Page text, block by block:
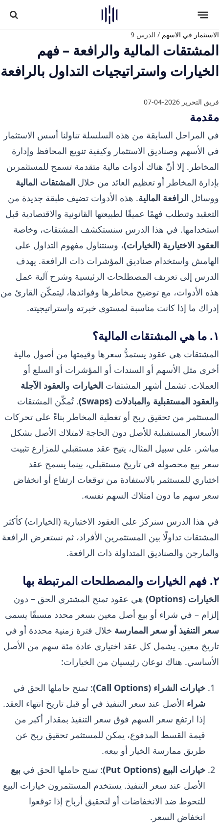
الاستثمار في الاسهم / الدرس 9
المشتقات المالية والرافعة – فهم
الخيارات واستراتيجيات التداول بالرافعة
فريق التحرير 2026-04-07
مقدمة
في المراحل السابقة من هذه السلسلة تناولنا أسس الاستثمار
في الأسهم وصناديق الاستثمار وكيفية تنويع المحافظ وإدارة
المخاطر. إلا أنّ هناك أدوات مالية متقدمة تسمح للمستثمرين
بإدارة المخاطر أو تعظيم العائد من خلال المشتقات المالية
ووسائل الرافعة المالية. هذه الأدوات تضيف طبقة جديدة من
التعقيد وتتطلب فهمًا عميقًا لطبيعتها القانونية والاقتصادية قبل
استخدامها. في هذا الدرس سنستكشف المشتقات، وخاصة
العقود الاختيارية (الخيارات)، وسنتناول مفهوم التداول على
الهامش واستخدام صناديق المؤشرات ذات الرافعة. يهدف
الدرس إلى تعريف المصطلحات الرئيسية وشرح آلية عمل
هذه الأدوات، مع توضيح مخاطرها وفوائدها، ليتمكّن القارئ من
إدراك ما إذا كانت مناسبة لمستوى خبرته واستراتيجيته.
١. ما هي المشتقات المالية؟
المشتقات هي عقود يستمدُّ سعرها وقيمتها من أصول مالية
أخرى مثل الأسهم أو السندات أو المؤشرات أو السلع أو
العملات. تشمل أشهر المشتقات الخيارات والعقود الآجلة
والعقود المستقبلية والمبادلات (Swaps)
. تُمكّن المشتقات
المستثمر من تحقيق ربح أو تغطية المخاطر بناءً على تحركات
الأسعار المستقبلية للأصل دون الحاجة لامتلاك الأصل بشكل
مباشر. على سبيل المثال، يتيح عقد مستقبلي للمزارع تثبيت
سعر بيع محصوله في تاريخ مستقبلي، بينما يسمح عقد
اختياري للمستثمر بالاستفادة من توقعات ارتفاع أو انخفاض
سعر سهم ما دون امتلاك السهم نفسه.
في هذا الدرس سنركز على العقود الاختيارية (الخيارات) كأكثر
المشتقات تداولًا بين المستثمرين الأفراد، ثم نستعرض الرافعة
والمارجن والصناديق المتداولة ذات الرافعة.
٢. فهم الخيارات والمصطلحات المرتبطة بها
الخيارات (Options)
هي عقود تمنح المشتري الحق – دون
إلزام – في شراء أو بيع أصل معين بسعر محدد مسبقًا يسمى
سعر التنفيذ أو سعر الممارسة خلال فترة زمنية محددة أو في
تاريخ معين. يشمل كل عقد اختياري عادة مئة سهم من الأصل
الأساسي. هناك نوعان رئيسيان من الخيارات:
خيارات الشراء (Call Options)
: تمنح حاملها الحق في
شراء الأصل عند سعر التنفيذ في أو قبل تاريخ انتهاء العقد.
إذا ارتفع سعر السهم فوق سعر التنفيذ بمقدار أكبر من
قيمة القسط المدفوع، يمكن للمستثمر تحقيق ربح عن
طريق ممارسة الخيار أو بيعه.
خيارات البيع (Put Options)
: تمنح حاملها الحق في بيع
الأصل عند سعر التنفيذ. يستخدم المستثمرون خيارات البيع
للتحوط ضد الانخفاضات أو لتحقيق أرباح إذا توقعوا
انخفاض السعر.